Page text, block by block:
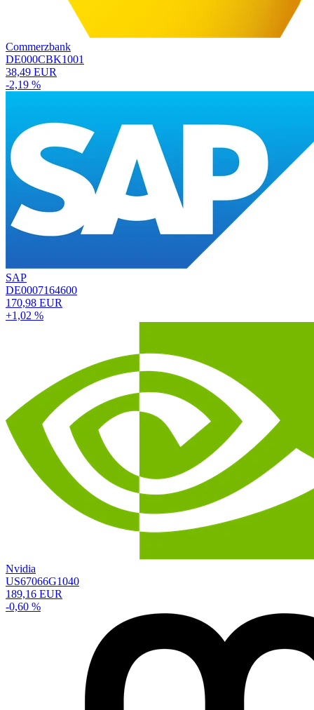
Commerzbank
DE000CBK1001
38,49 EUR
-2,19 %
SAP
DE0007164600
170,98 EUR
+1,02 %
Nvidia
US67066G1040
189,16 EUR
-0,60 %